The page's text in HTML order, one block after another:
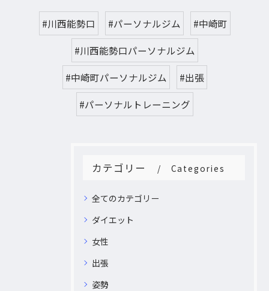
#川西能勢口 #パーソナルジム #中崎町
#川西能勢口パーソナルジム
#中崎町パーソナルジム #出張
#パーソナルトレーニング
カテゴリー Categories
全てのカテゴリー
ダイエット
女性
出張
姿勢